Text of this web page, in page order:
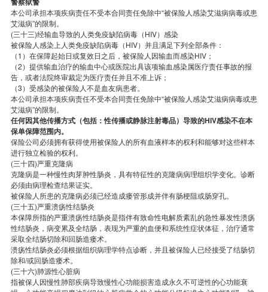
本公司承担本项疾病责任不受本合同责任免除中“被保险人感染艾滋病病毒或患
艾滋病”的限制。
(三十三)经输血导致的人类免疫缺陷病毒（HIV）感染
被保险人感染上人类免疫缺陷病毒（HIV）并且满足下列全部条件：
（1）在保障起始日或复效日之后，被保险人因输血而感染HIV；
（2）提供输血治疗的输血中心或医院出具该项输血感染属医疗责任事故的报
告，或者法院终审裁定为医疗责任并且不准上诉；
（3）受感染的被保险人不是血友病患者。
本公司承担本项疾病责任不受本合同责任免除中“被保险人感染艾滋病病毒或患
艾滋病”的限制。
任何因其他传播方式（包括：性传播或静脉注射毒品）导致的HIV感染不在本
保单保障范围内。
保险公司必须拥有获得使用被保险人的所有血液样本的权利和能够对这些样本
进行独立检验的权利。
(三十四)严重克隆病
克隆病是一种慢性肉芽肿性肠炎，具有特征性的克隆病病理组织学变化。诊断
必须由病理检查结果证实。
被保险人所患的克隆病必须已经造成瘘管形成并伴有肠梗阻或肠穿孔。
(三十五)严重溃疡性结肠炎
本保障所指的严重溃疡性结肠炎是指伴有致命性电解质紊乱的急性暴发性溃疡
性结肠炎，病变累及全结肠，表现为严重的血便和系统性症状体征，治疗通常
采取全结肠切除和回肠造瘘术。
溃疡性结肠炎必须根据组织病理学特点诊断，并且被保险人已经接受了结肠切
除和/或回肠造瘘术。
(三十六)肺源性心脏病
指被保人因慢性肺部疾病导致慢性心功能损害造成永久不可逆性的心功能衰